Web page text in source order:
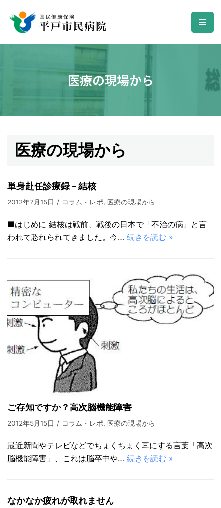
コ
キ
プ
医療の現場から
医療の現場から
単身赴任診療録－結核
2012年7月15日 コラム・レポ, 医療の現場から
■はじめに 結核は戦前、戦後の日本で「不治の病」と言
われて恐れられてきました。今… 続きを読む »
ご存知ですか？高次脳機能障害
2012年5月15日 コラム・レポ, 医療の現場から
最近新聞やテレビなどでちょくちょく耳にする言葉「高次
脳機能障害」、これは脳卒中や… 続きを読む »
なかなか疲れが取れません